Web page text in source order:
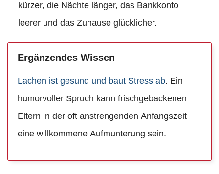
kürzer, die Nächte länger, das Bankkonto
leerer und das Zuhause glücklicher.
Ergänzendes Wissen
Lachen ist gesund und baut Stress ab. Ein
humorvoller Spruch kann frischgebackenen
Eltern in der oft anstrengenden Anfangszeit
eine willkommene Aufmunterung sein.